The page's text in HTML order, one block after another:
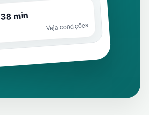
min
Veja condições